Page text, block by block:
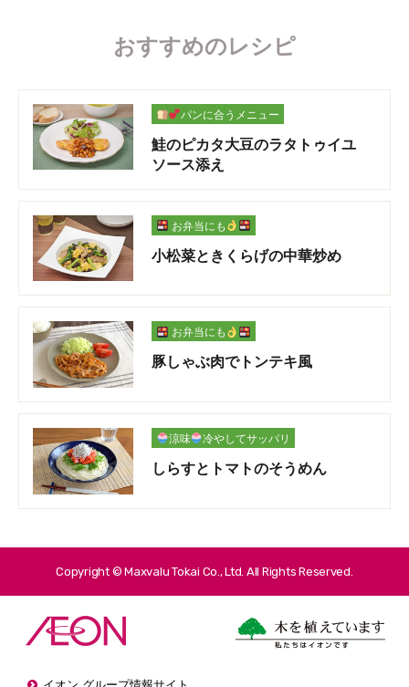
おすすめのレシピ
パンに合うメニュー
鮭のピカタ大豆のラタトゥイユ
ソース添え
お弁当にも
小松菜ときくらげの中華炒め
お弁当にも
豚しゃぶ肉でトンテキ風
涼味 冷やしてサッパリ
しらすとトマトのそうめん
Copyright © Maxvalu Tokai Co., Ltd. All Rights Reserved.